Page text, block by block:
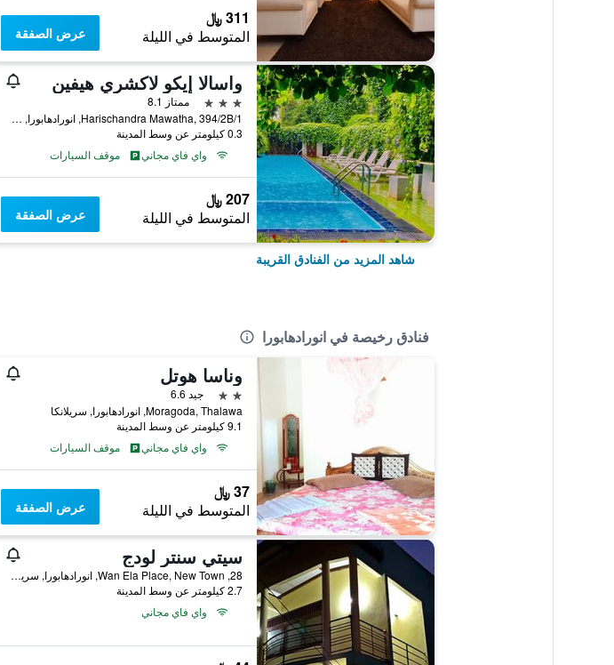
311 ﷼
المتوسط في الليلة عرض الصفقة
واسالا إيكو لاكشري هيفين
3 نجوم
ممتاز 8.1
Harischandra Mawatha, 394/2B/1, انورادهابورا, سريلانكا
0.3 كيلومتر عن وسط المدينة
واي فاي مجاني
موقف السيارات
207 ﷼
المتوسط في الليلة عرض الصفقة
شاهد المزيد من الفنادق القريبة
فنادق رخيصة في انورادهابورا
وناسا هوتل
2 نجمتين
جيد 6.6
Moragoda, Thalawa, انورادهابورا, سريلانكا
9.1 كيلومتر عن وسط المدينة
واي فاي مجاني
موقف السيارات
37 ﷼
المتوسط في الليلة عرض الصفقة
سيتي سنتر لودج
28, Wan Ela Place, New Town, انورادهابورا, سريلانكا
2.7 كيلومتر عن وسط المدينة
واي فاي مجاني